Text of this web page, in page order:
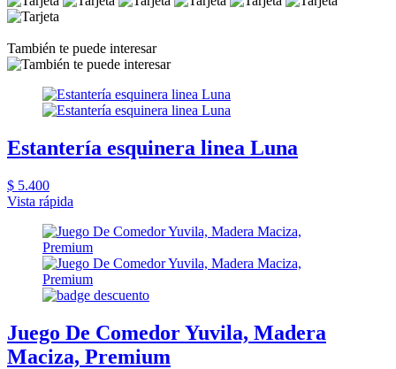
También te puede interesar
Estantería esquinera linea Luna
$ 5.400
Vista rápida
Juego De Comedor Yuvila, Madera
Maciza, Premium